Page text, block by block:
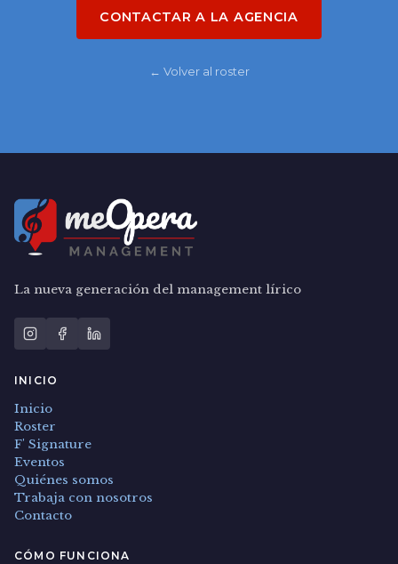
CONTACTAR A LA AGENCIA
← Volver al roster
La nueva generación del management lírico
INICIO
Inicio
Roster
F' Signature
Eventos
Quiénes somos
Trabaja con nosotros
Contacto
CÓMO FUNCIONA